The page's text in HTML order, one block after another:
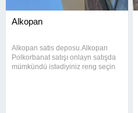
Alkopan
Alkopan satis deposu.Alkopan
Polkorbanat satışı onlayn satışda
mümkündü istədiyiniz reng seçin